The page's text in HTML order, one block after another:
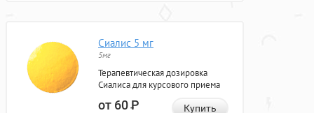
Сиалис 5 мг
5мг
Терапевтическая дозировка
Сиалиса для курсового приема
от 60Р Купить